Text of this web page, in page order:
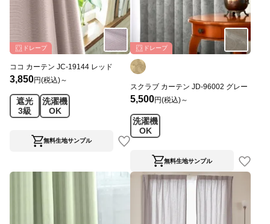
ドレープ
ココ カーテン JC-19144 レッド
3,850円(税込)～
遮光
3級
洗濯機
OK
無料生地サンプル
ドレープ
スクラブ カーテン JD-96002 グレー
5,500円(税込)～
洗濯機
OK
無料生地サンプル